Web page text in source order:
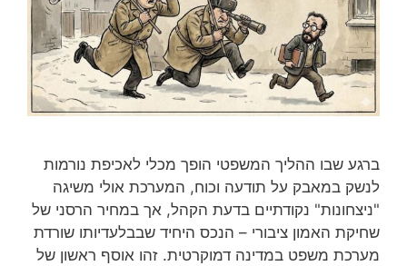
ברגע שבו ההליך המשפטי הופך מכלי לאכיפת נורמות
לנשק במאבק על תודעה וכוח, המערכת אולי משיגה
"ניצחונות" נקודתיים בדעת הקהל, אך במחיר הרסני של
שחיקת האמון ציבורי – הנכס היחיד שבבלעדיותו שורדת
מערכת משפט במדינה דמוקרטית. זהו אוסף ראשון של